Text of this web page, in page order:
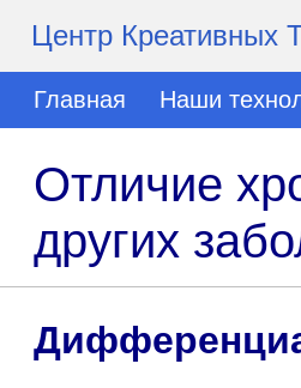
Центр Креативных
Главная Наши
Отличие
других